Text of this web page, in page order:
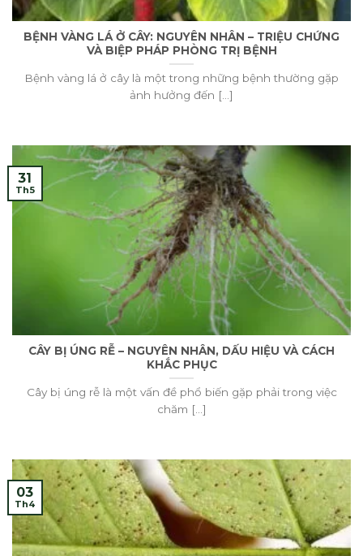
BỆNH VÀNG LÁ Ở CÂY: NGUYÊN NHÂN – TRIỆU CHỨNG
VÀ BIỆP PHÁP PHÒNG TRỊ BỆNH
Bệnh vàng lá ở cây là một trong những bệnh thường gặp
ảnh hưởng đến [...]
CÂY BỊ ÚNG RỄ – NGUYÊN NHÂN, DẤU HIỆU VÀ CÁCH
KHẮC PHỤC
Cây bị úng rễ là một vấn đề phổ biến gặp phải trong việc
chăm [...]
31
Th5
03
Th4